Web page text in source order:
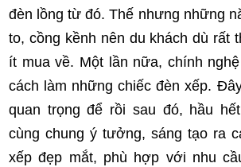
đèn lồng từ đó. Thế nhưng những
to, cồng kềnh nên du khách dù rất
ít mua về. Một lần nữa, chính
cách làm những chiếc đèn xếp.
quan trọng để rồi sau đó, hầu
cùng chung ý tưởng, sáng tạo ra
xếp đẹp mắt, phù hợp với nhu